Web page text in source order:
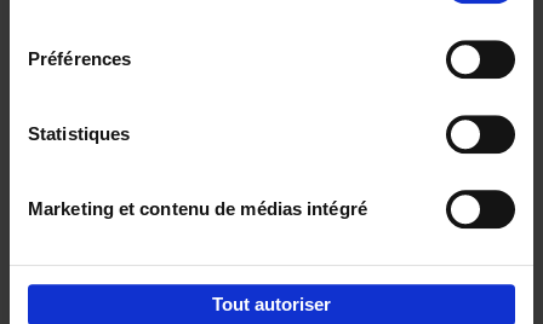
Préférences
Statistiques
Marketing et contenu de médias intégré
Tout autoriser
Digital marketing like a PRO -
completely revised edition (EN)